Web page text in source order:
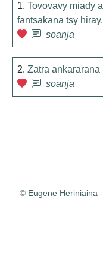
1. Tovovavy miady
fantsakana tsy hiray.
soanja
2. Zatra ankararana
soanja
© Eugene Heriniaina